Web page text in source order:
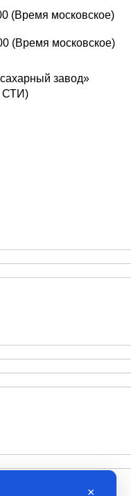
(Время московское)
(Время московское)
завод»
СТИ)
×